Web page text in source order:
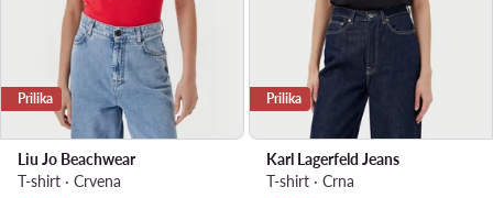
Prilika
Liu Jo Beachwear
T-shirt · Crvena
Prilika
Karl Lagerfeld Jeans
T-shirt · Crna